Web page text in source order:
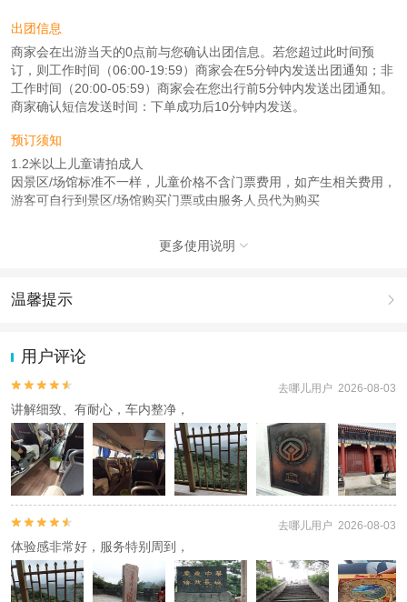
出团信息
商家会在出游当天的0点前与您确认出团信息。若您超过此时间预
订，则工作时间（06:00-19:59）商家会在5分钟内发送出团通知；非
工作时间（20:00-05:59）商家会在您出行前5分钟内发送出团通知。
商家确认短信发送时间：下单成功后10分钟内发送。
预订须知
1.2米以上儿童请拍成人
因景区/场馆标准不一样，儿童价格不含门票费用，如产生相关费用，
游客可自行到景区/场馆购买门票或由服务人员代为购买
游客可自行到景区/场馆购买门票或由服务人员代为购买
1.2米以上儿童请拍成人
因景区/场馆标准不一样，儿童价格不含门票费用，如产生相关费用，
游客可自行到景区/场馆购买门票或由服务人员代为购买
查看 《工商执照信息》 《特许经营许可证信息》
更多使用说明 
温馨提示 
动（如跳伞、潜水、滑雪等）前，请务必仔细阅读
2.为普及旅游安全知识及旅游文明公约，使您的旅程顺利圆满完成，
特制定《去哪儿网旅游安全手册》 ，请您认真阅读并切实遵守。
用户评论

 去哪儿用户 2026-08-03
讲解细致、有耐心，车内整净，

 去哪儿用户 2026-08-03
体验感非常好，服务特别周到，